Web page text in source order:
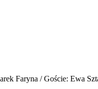
Faryna / Goście: Ewa